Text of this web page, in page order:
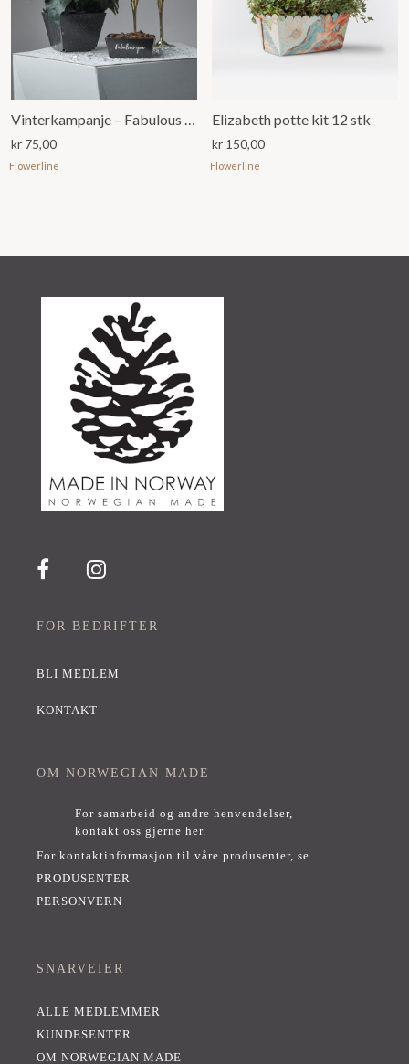
Vinterkampanje – Fabulous You
kr 75,00
Flowerline
Elizabeth potte kit 12 stk
kr 150,00
Flowerline
FOR BEDRIFTER
BLI MEDLEM
KONTAKT
OM NORWEGIAN MADE
For samarbeid og andre henvendelser,
kontakt oss gjerne her.
For kontaktinformasjon til våre produsenter, se
PRODUSENTER
PERSONVERN
SNARVEIER
ALLE MEDLEMMER
KUNDESENTER
OM NORWEGIAN MADE